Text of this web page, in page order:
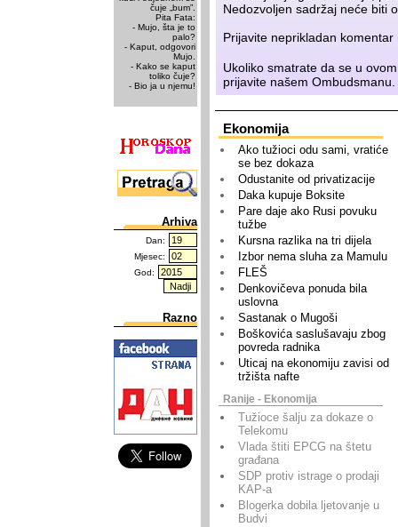
čuje „bum”.
Pita Fata:
- Mujo, šta je to
palo?
- Kaput, odgovori
Mujo.
- Kako se kaput
toliko čuje?
- Bio ja u njemu!
Arhiva
Dan:
Mjesec:
God:
Razno
Nedozvoljen sadržaj neće biti
Prijavite neprikladan
Ukoliko smatrate da se u
prijavite našemOmbudsmanu
Ekonomija
Ako tužioci odu sami, vratiće
se bez dokaza
Odustanite od privatizacije
Daka kupuje Boksite
Pare daje ako Rusi povuku
tužbe
Kursna razlika na tri dijela
Izbor nema sluha za Mamulu
FLEŠ
Denkovičeva ponuda bila
uslovna
Sastanak o Mugoši
Boškovića saslušavaju zbog
povreda radnika
Uticaj na ekonomiju zavisi od
tržišta nafte
Ranije - Ekonomija
Tužioce šalju za dokaze o
Telekomu
Vlada štiti EPCG na štetu
građana
SDP protiv istrage o prodaji
KAP-a
Blogerka dobila ljetovanje u
Budvi